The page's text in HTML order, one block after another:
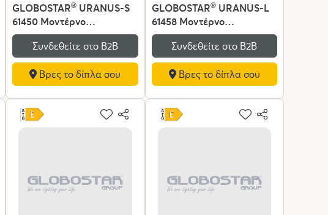
GLOBOSTAR® URANUS-S
61450 Μοντέρνο
Επιτραπέζιο Φωτιστικό
Πορτατίφ με Ντουί 2 x E27
AC 220-240V IP20 - Λευκό
- Μ25 x Π25 x Υ39cm
Συνδεθείτε στο Β2Β
Βρες το δίπλα σου
GLOBOSTAR®URANUS-L
61458 Μοντέρνο
Επιτραπέζιο Φωτιστικό
Πορτατίφ με Ντουί 2 x E27
AC 220-240V IP20 - Λευκό
- Μ50 x Π50 x Υ77cm
Συνδεθείτε στο Β2Β
Βρες το δίπλα σου